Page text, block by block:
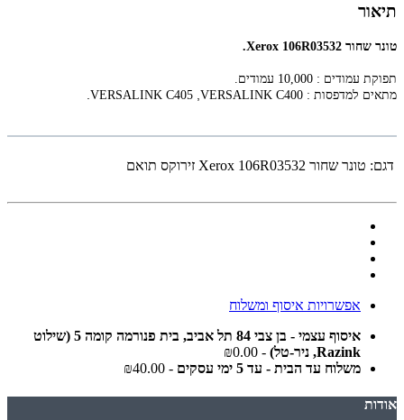
תיאור
‏טונר ‏שחור Xerox 106R03532.
תפוקת עמודים : 10,000 עמודים.
מתאים למדפסות : VERSALINK C400
,
VERSALINK C405
.
דגם: ‏טונר ‏שחור Xerox 106R03532 זירוקס תואם
אפשרויות איסוף ומשלוח
איסוף עצמי - בן צבי 84 תל אביב, בית פנורמה קומה 5 (שילוט
Razink, ניר-טל)
- ₪0.00
משלוח עד הבית - עד 5 ימי עסקים
- ₪40.00
אודות